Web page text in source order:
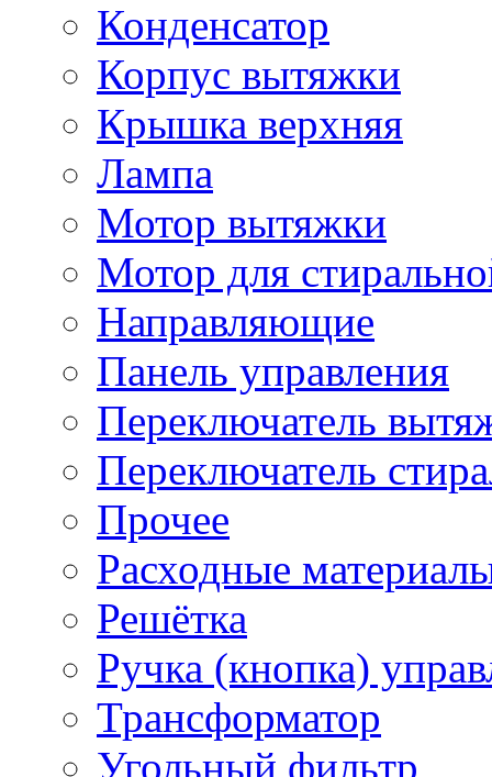
Конденсатор
Корпус вытяжки
Крышка верхняя
Лампа
Мотор вытяжки
Мотор для
Направляющие
Панель управления
Переключатель
Переключатель
Прочее
Расходные
Решётка
Ручка (кнопка)
Трансформатор
Угольный фильтр